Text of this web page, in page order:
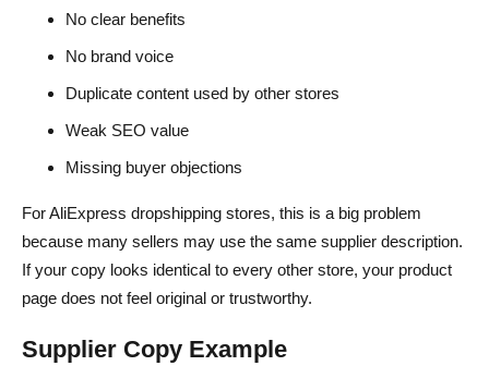
No clear benefits
No brand voice
Duplicate content used by other stores
Weak SEO value
Missing buyer objections
For AliExpress dropshipping stores, this is a big problem
because many sellers may use the same supplier description.
If your copy looks identical to every other store, your product
page does not feel original or trustworthy.
Supplier Copy Example